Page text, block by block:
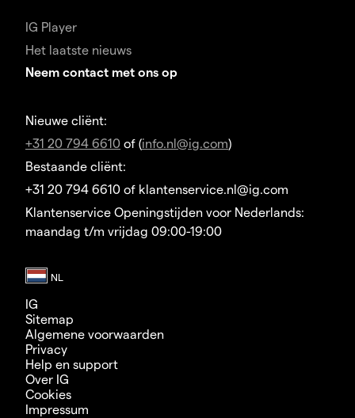
IG Player
Het laatste nieuws
Neem contact met ons op
Nieuwe cliënt:
+31 20 794 6610 of (info.nl@ig.com)
Bestaande cliënt:
+31 20 794 6610 of klantenservice.nl@ig.com
Klantenservice Openingstijden voor Nederlands:
maandag t/m vrijdag 09:00-19:00
IG
Sitemap
Algemene voorwaarden
Privacy
Help en support
Over IG
Cookies
Impressum